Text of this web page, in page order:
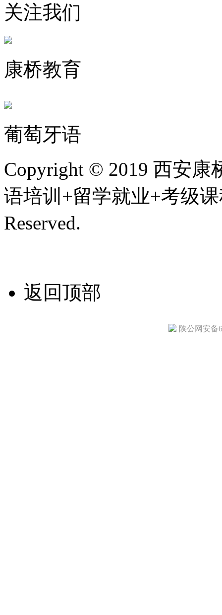
关注我们
康桥教育
葡萄牙语
Copyright © 2019 西安
语培训+留学就业+考级
Reserved.
返回顶部
陕公网安备